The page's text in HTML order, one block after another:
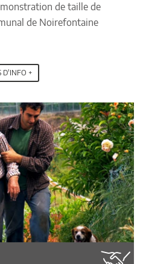
de taille de
de Noirefontaine
D'INFO +